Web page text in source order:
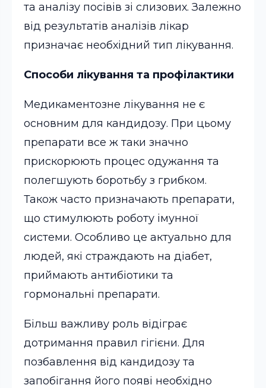
та аналізу посівів зі слизових. Залежно
від результатів аналізів лікар
призначає необхідний тип лікування.
Способи лікування та профілактики
Медикаментозне лікування не є
основним для кандидозу. При цьому
препарати все ж таки значно
прискорюють процес одужання та
полегшують боротьбу з грибком.
Також часто призначають препарати,
що стимулюють роботу імунної
системи. Особливо це актуально для
людей, які страждають на діабет,
приймають антибіотики та
гормональні препарати.
Більш важливу роль відіграє
дотримання правил гігієни. Для
позбавлення від кандидозу та
запобігання його появі необхідно